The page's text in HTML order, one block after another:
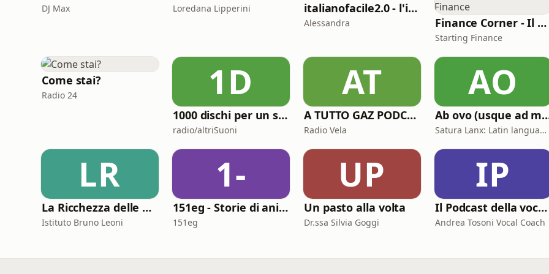
DJ Max Loredana Lipperini italianofacile2.0 - l'italiano con le canzoni
Alessandra Finance Corner - Il podcast di Starting Finance
Starting Finance
Come stai?
Radio 24 1D
1000 dischi per un secolo
radio/altriSuoni
AT
A TUTTO GAZ PODCAST
Radio Vela
AO
Ab ovo
Satura Lanx: Latin language and literature for beginners.
LR
La Ricchezza delle Nazioni
Istituto Bruno Leoni
1-
151eg - Storie di animazione
151eg
UP
Un pasto alla volta
Dr.ssa Silvia Goggi
IP
Il Podcast della voce e del canto
Andrea Tosoni Vocal Coach